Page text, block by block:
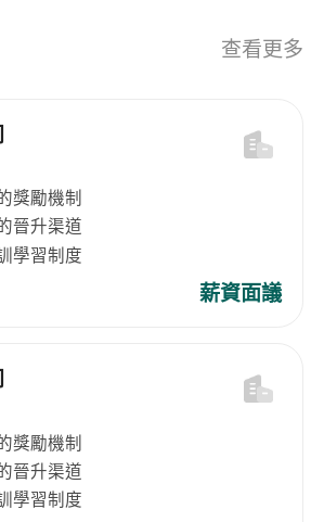
產及質量管理系統，生產多種劑
品，以系統化、標準化及可追溯
需求，同時為香港製造業升級轉
包括片劑、硬膠囊、軟膠囊、粉
。產品覆蓋多種劑型，如多維咀
精氨酸膠囊、奶薊草護肝膠囊、
Q10等多元健康產品。透過多線
質量管理，支撐現有產品的穩定
查看更多
獎勵機制
晉升渠道
學習制度
薪資面議
獎勵機制
晉升渠道
學習制度